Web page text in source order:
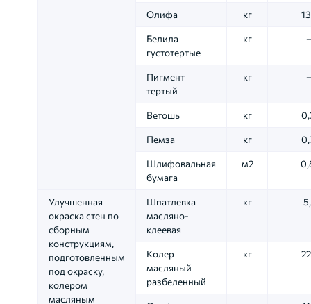
Олифа кг
Белила
густотертые
кг
Пигмент
тертый
кг
Ветошь кг
Пемза кг
Шлифовальная
бумага
м2
Улучшенная
окраска стен по
сборным
конструкциям,
подготовленным
под окраску,
колером
масляным
Шпатлевка
масляно-
клеевая
кг
Колер
масляный
разбеленный
кг